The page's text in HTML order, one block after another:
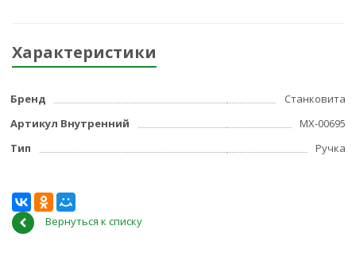
Характеристики
Бренд
Станковита
Артикул Внутренний
МХ-00695
Тип
Ручка
Вернуться к списку